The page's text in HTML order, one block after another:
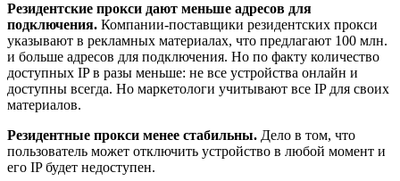
Резидентские прокси дают меньше адресов для
подключения. Компании-поставщики резидентских прокси
указывают в рекламных материалах, что предлагают 100 млн.
и больше адресов для подключения. Но по факту количество
доступных IP в разы меньше: не все устройства онлайн и
доступны всегда. Но маркетологи учитывают все IP для своих
материалов.
Резидентные прокси менее стабильны. Дело в том, что
пользователь может отключить устройство в любой момент и
его IP будет недоступен.